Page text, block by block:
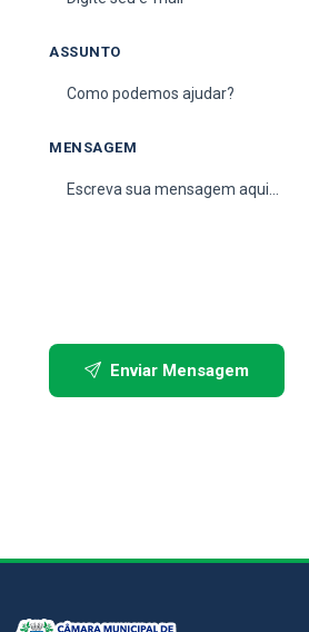
ASSUNTO
MENSAGEM
Enviar Mensagem